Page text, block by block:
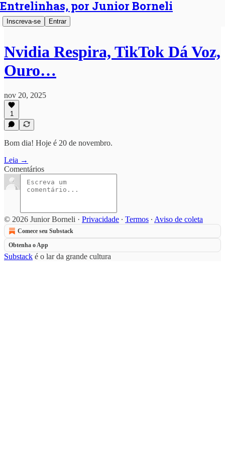
Entrelinhas, por Junior Borneli
Inscreva-se Entrar
Nvidia Respira, TikTok Dá Voz,
Ouro…
nov 20, 2025
1
Bom dia! Hoje é 20 de novembro.
Leia →
Comentários
© 2026 Junior Borneli · Privacidade ∙ Termos ∙ Aviso de coleta
Comece seu Substack
Obtenha o App
Substack é o lar da grande cultura